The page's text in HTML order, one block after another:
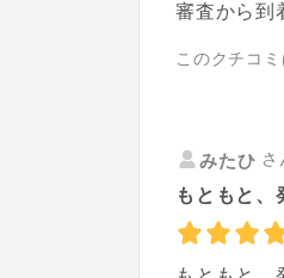
審査から到
このクチコ
みたひ
もともと、